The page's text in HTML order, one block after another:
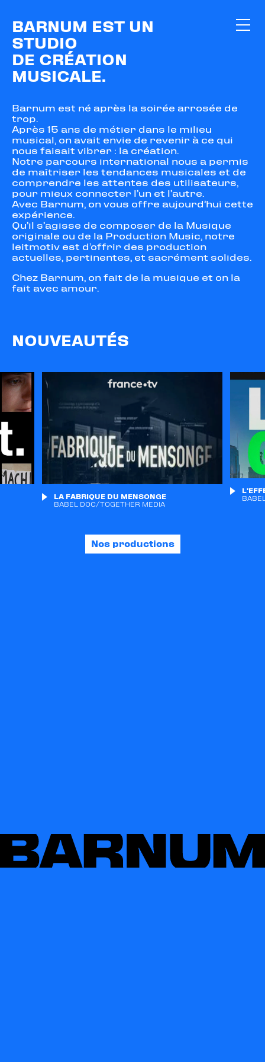
BARNUM EST UN
STUDIO
DE CRÉATION
MUSICALE.
Barnum est né après la soirée arrosée de
trop.
Après 15 ans de métier dans le milieu
musical, on avait envie de revenir à ce qui
nous faisait vibrer : la création.
Notre parcours international nous a permis
de maîtriser les tendances musicales et de
comprendre les attentes des utilisateurs,
pour mieux connecter l’un et l’autre.
Avec Barnum, on vous offre aujourd’hui cette
expérience.
Qu’il s’agisse de composer de la Musique
originale ou de la Production Music, notre
leitmotiv est d’offrir des production
actuelles, pertinentes, et sacrément solides.
Chez Barnum, on fait de la musique et on la
fait avec amour.
NOUVEAUTÉS
LA FABRIQUE DU MENSONGE
BABEL DOC/TOGETHER MEDIA
Nos productions